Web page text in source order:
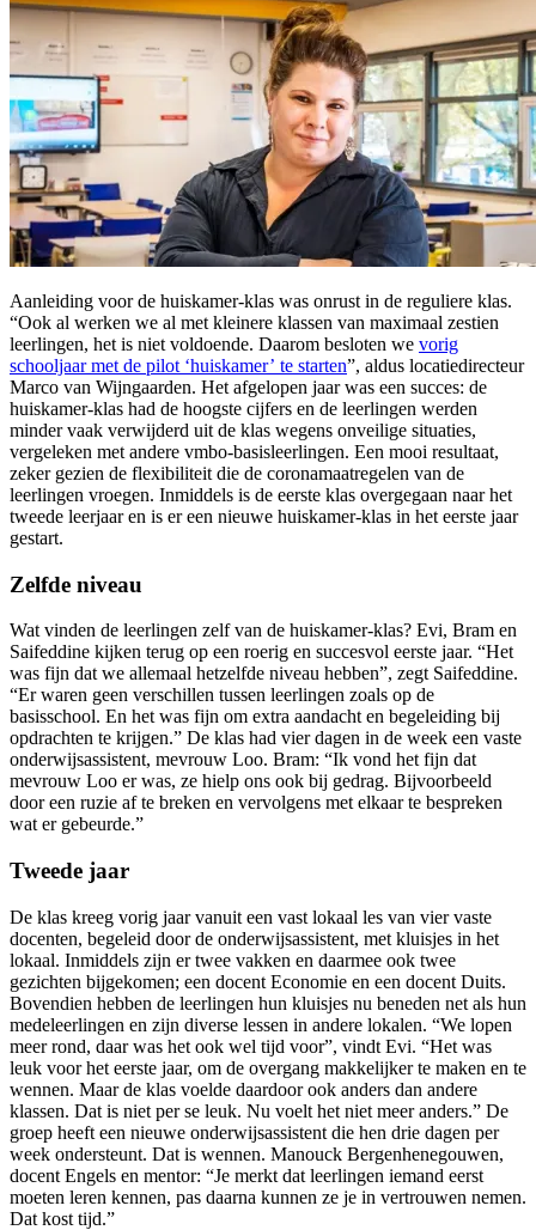
Aanleiding voor de huiskamer-klas was onrust in de reguliere klas.
“Ook al werken we al met kleinere klassen van maximaal zestien
leerlingen, het is niet voldoende. Daarom besloten we vorig
schooljaar met de pilot ‘huiskamer’ te starten”, aldus locatiedirecteur
Marco van Wijngaarden. Het afgelopen jaar was een succes: de
huiskamer-klas had de hoogste cijfers en de leerlingen werden
minder vaak verwijderd uit de klas wegens onveilige situaties,
vergeleken met andere vmbo-basisleerlingen. Een mooi resultaat,
zeker gezien de flexibiliteit die de coronamaatregelen van de
leerlingen vroegen. Inmiddels is de eerste klas overgegaan naar het
tweede leerjaar en is er een nieuwe huiskamer-klas in het eerste jaar
gestart.
Zelfde niveau
Wat vinden de leerlingen zelf van de huiskamer-klas? Evi, Bram en
Saifeddine kijken terug op een roerig en succesvol eerste jaar. “Het
was fijn dat we allemaal hetzelfde niveau hebben”, zegt Saifeddine.
“Er waren geen verschillen tussen leerlingen zoals op de
basisschool. En het was fijn om extra aandacht en begeleiding bij
opdrachten te krijgen.” De klas had vier dagen in de week een vaste
onderwijsassistent, mevrouw Loo. Bram: “Ik vond het fijn dat
mevrouw Loo er was, ze hielp ons ook bij gedrag. Bijvoorbeeld
door een ruzie af te breken en vervolgens met elkaar te bespreken
wat er gebeurde.”
Tweede jaar
De klas kreeg vorig jaar vanuit een vast lokaal les van vier vaste
docenten, begeleid door de onderwijsassistent, met kluisjes in het
lokaal. Inmiddels zijn er twee vakken en daarmee ook twee
gezichten bijgekomen; een docent Economie en een docent Duits.
Bovendien hebben de leerlingen hun kluisjes nu beneden net als hun
medeleerlingen en zijn diverse lessen in andere lokalen. “We lopen
meer rond, daar was het ook wel tijd voor”, vindt Evi. “Het was
leuk voor het eerste jaar, om de overgang makkelijker te maken en te
wennen. Maar de klas voelde daardoor ook anders dan andere
klassen. Dat is niet per se leuk. Nu voelt het niet meer anders.” De
groep heeft een nieuwe onderwijsassistent die hen drie dagen per
week ondersteunt. Dat is wennen. Manouck Bergenhenegouwen,
docent Engels en mentor: “Je merkt dat leerlingen iemand eerst
moeten leren kennen, pas daarna kunnen ze je in vertrouwen nemen.
Dat kost tijd.”